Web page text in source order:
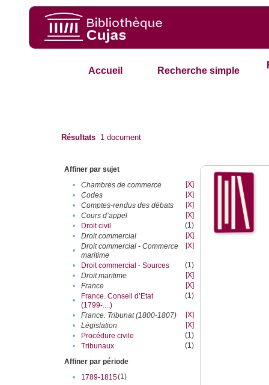
Accueil Recherche simple
Résultats 1 document
Affiner par sujet
•
Chambres de commerce
[X]
•
Codes
[X]
•
Comptes-rendus des débats
[X]
•
Cours d’appel
[X]
•
Droit civil
(1)
•
Droit commercial
[X]
•
Droit commercial - Commerce
maritime
[X]
• Droit commercial - Sources
(1)
•
Droit maritime
[X]
•
France
[X]
•
France. Conseil d’Etat
(1799-....)
(1)
• France. Tribunat (1800-1807)
[X]
•
Législation
[X]
•
Procédure civile
(1)
•
Tribunaux
(1)
Affiner par période
•
1789-1815(1)